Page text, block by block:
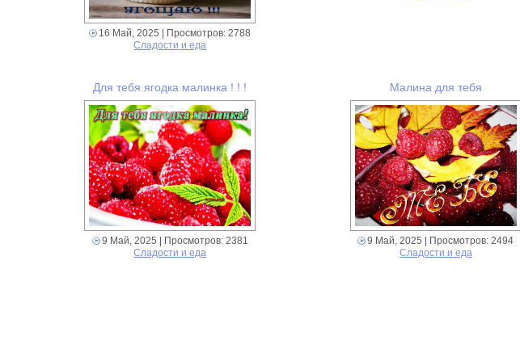
16 Май, 2025
| Просмотров: 2788
Сладости и еда
Для тебя ягодка малинка ! ! !
9 Май, 2025 | Просмотров: 2381
Сладости и еда
Малина для тебя
9 Май, 2025 | Просмотров: 2494
Сладости и еда